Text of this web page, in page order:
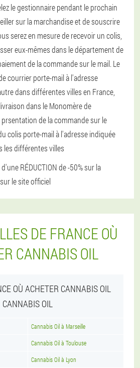
le gestionnaire pendant le prochain
sur la marchandise et de souscrire
serez en mesure de recevoir un colis,
eux-mêmes dans le département de
de la commande sur le mail. Le
courrier porte-mail à l'adresse
dans différentes villes en France,
dans le Monomère de
de la commande sur le
colis porte-mail à l'adresse indiquée
les différentes villes
RÉDUCTION de -50% sur la
le site officiel
DE FRANCE OÙ
CANNABIS OIL
OÙ ACHETER CANNABIS OIL
CANNABIS OIL
Cannabis Oil à Marseille
Cannabis Oil à Toulouse
Cannabis Oil à Lyon